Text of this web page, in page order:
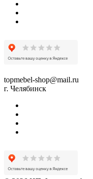
topmebel-shop@mail.ru
г. Челябинск